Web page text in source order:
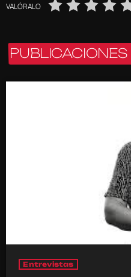
VALÓRALO
Entrevistas